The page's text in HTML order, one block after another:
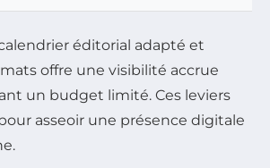
éditorial adapté et
offre une visibilité accrue
un budget limité. Ces leviers
asseoir une présence digitale